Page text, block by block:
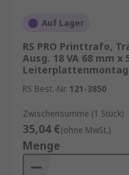
Auf Lager
RS PRO Printtrafo,
Ausg. 18 VA 68 mm x
RS Best.-Nr. 121-3850
Zwischensumme (1 Stück)
35,04 €(ohne MwSt.)
Menge